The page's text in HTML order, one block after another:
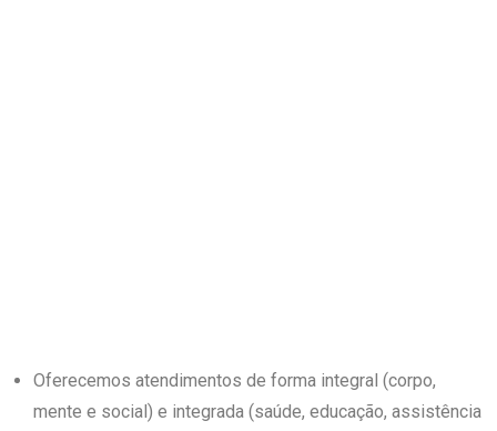
Oferecemos atendimentos de forma integral (corpo,
mente e social) e integrada (saúde, educação, assistência